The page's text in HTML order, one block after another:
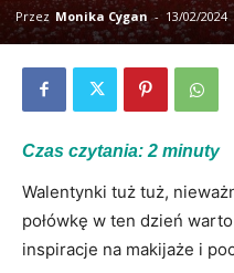
Przez Monika Cygan - 13/02/2024
Czas czytania: 2 minuty
Walentynki tuż tuż,
połówkę w ten dzień
inspiracje na makijaże i